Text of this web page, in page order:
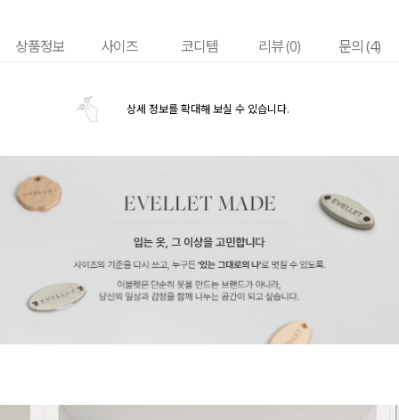
상품정보 사이즈 코디템 리뷰 (0) 문의 (4)
상세 정보를 확대해 보실 수 있습니다.